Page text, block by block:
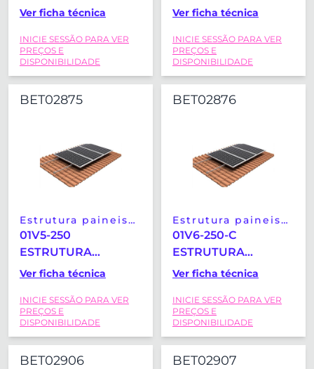
COPLANAR TELHA
VERTICAL SUNFER
(2279X1150MM)
Ver ficha técnica
INICIE SESSÃO PARA VER
PREÇOS E
DISPONIBILIDADE
COPLANAR TELHA
VERTICAL SUNFER
(2279X1150MM)
Ver ficha técnica
INICIE SESSÃO PARA VER
PREÇOS E
DISPONIBILIDADE
BET02875
Estrutura paineis
solares
01V5-250
ESTRUTURA
COPLANAR TELHA
VERTICAL SUNFER
(2279X1150MM)
Ver ficha técnica
INICIE SESSÃO PARA VER
PREÇOS E
DISPONIBILIDADE
BET02876
Estrutura paineis
solares
01V6-250-C
ESTRUTURA
COPLANAR TELHA
VERTICAL SUNFER
(2279X1150MM)
Ver ficha técnica
INICIE SESSÃO PARA VER
PREÇOS E
DISPONIBILIDADE
BET02906 BET02907